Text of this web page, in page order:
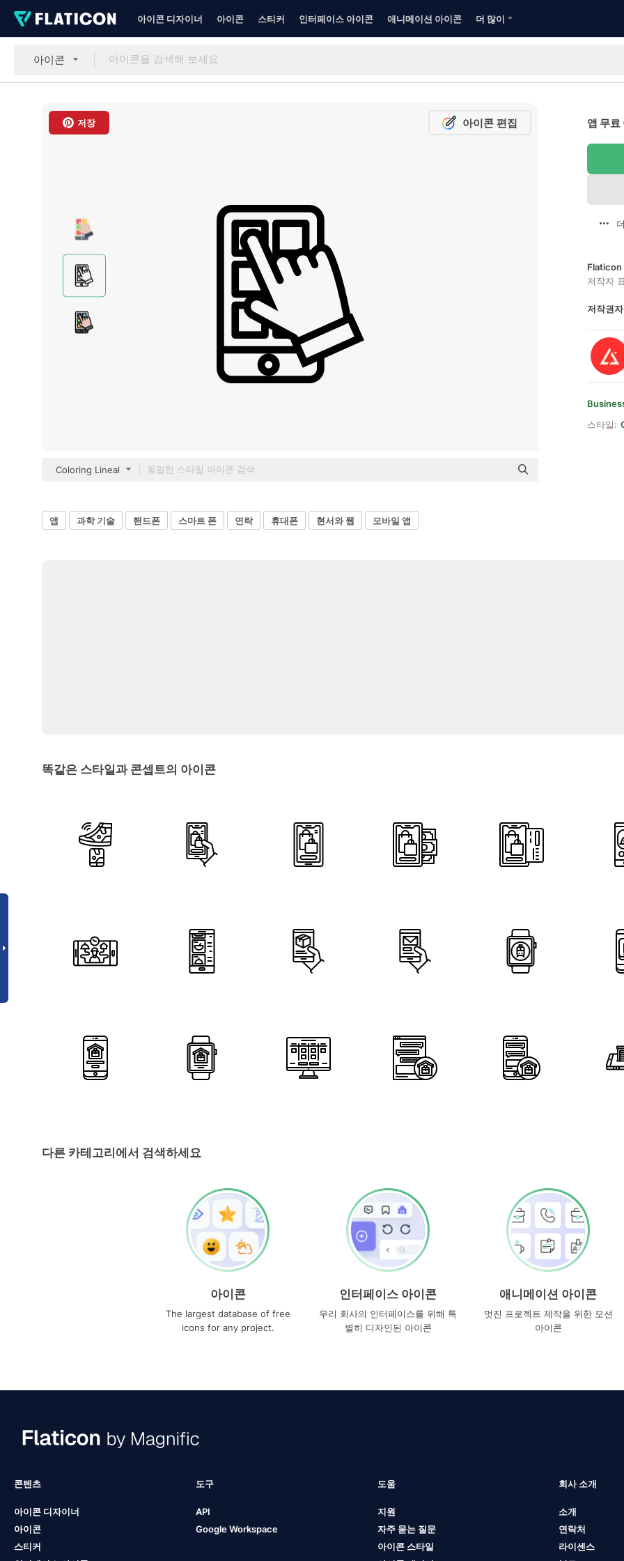
아이콘 디자이너 아이콘 스티커 인터페이스 아이콘 애니메이션 아이콘 더 많이
아이콘
저장 아이콘 편집
Coloring Lineal
앱 무료
Flaticon
저작자
저작권
스타일:
앱 과학 기술 핸드폰 스마트 폰 연락 휴대폰 현서와 웹 모바일 앱
똑같은 스타일과 콘셉트의 아이콘
다른 카테고리에서 검색하세요
아이콘
The largest database of free
icons for any project.
인터페이스 아이콘
우리 회사의 인터페이스를 위해 특
별히 디자인된 아이콘
애니메이션 아이콘
멋진 프로젝트 제작을 위한 모션
아이콘
콘텐츠
아이콘 디자이너
아이콘
스티커
도구
API
Google Workspace
도움
지원
자주 묻는 질문
아이콘 스타일
회사 소개
소개
연락처
라이센스